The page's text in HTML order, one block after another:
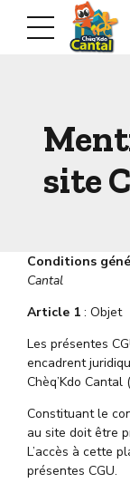
site
Conditions
Cantal
Article 1 : Objet
Les présentes
encadrent
Chèq’Kdo
Constituant le
au site doit être
L’accès à cette
présentes CGU.